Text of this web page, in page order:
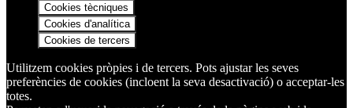
Cookies tècniques
Cookies d'analítica
Cookies de tercers
Utilitzem cookies pròpies i de tercers. Pots ajustar les seves
preferències de cookies (incloent la seva desactivació) o acceptar-les
totes.